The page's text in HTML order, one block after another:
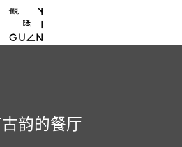
韵的餐厅